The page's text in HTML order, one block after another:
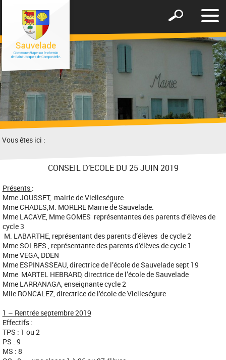
le
Afficher
formulaire
Vous êtes ici :
CONSEIL D’ECOLE DU 25 JUIN 2019
Présents :
Mme JOUSSET, mairie de Vielleségure
Mme CHADES,M. MORERE Mairie de Sauvelade.
Mme LACAVE, Mme GOMES représentantes des parents d’élèves de
cycle 3
M. LABARTHE, représentant des parents d’élèves de cycle 2
Mme SOLBES , représentante des parents d'élèves de cycle 1
Mme VEGA, DDEN
Mme ESPINASSEAU, directrice de l’école de Sauvelade sept 19
Mme MARTEL HEBRARD, directrice de l’école de Sauvelade
Mme LARRANAGA, enseignante cycle 2
Mlle RONCALEZ, directrice de l'école de Vielleségure
1 – Rentrée septembre 2019
Effectifs :
TPS : 1 ou 2
PS : 9
MS : 8